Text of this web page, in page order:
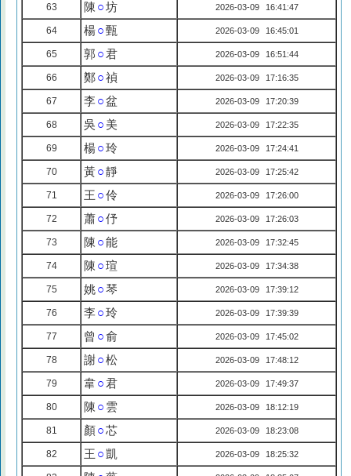
63 陳 ○坊 2026-03-09 16:41:47
64 楊○甄 2026-03-09 16:45:01
65 郭 ○君 2026-03-09 16:51:44
66 鄭○禎 2026-03-09 17:16:35
67 李○盆 2026-03-09 17:20:39
68 吳 ○ 美 2026-03-09 17:22:35
69 楊○玲 2026-03-09 17:24:41
70 黃○靜 2026-03-09 17:25:42
71 王 ○伶 2026-03-09 17:26:00
72 蕭○伃 2026-03-09 17:26:03
73 陳 ○能 2026-03-09 17:32:45
74 陳 ○瑄 2026-03-09 17:34:38
75 姚○琴 2026-03-09 17:39:12
76 李○玲 2026-03-09 17:39:39
77 曾 ○俞 2026-03-09 17:45:02
78 謝○松 2026-03-09 17:48:12
79 韋○君 2026-03-09 17:49:37
80 陳 ○ 雲 2026-03-09 18:12:19
81 顏○芯 2026-03-09 18:23:08
82 王 ○凱 2026-03-09 18:25:32